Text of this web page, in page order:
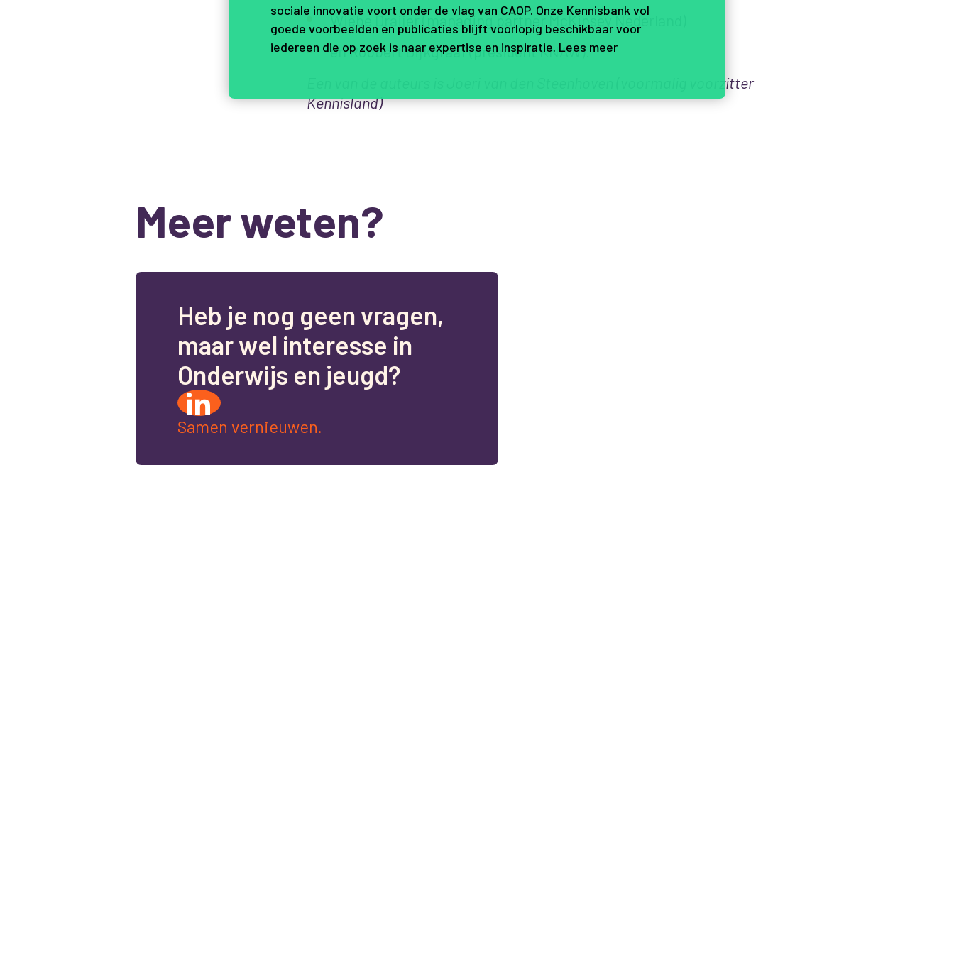
Wiebe Draijer (managing partner McKinsey Nederland)
en Robbert Dijkgraaf (president KNAW).
Een van de auteurs is Joeri van den Steenhoven (voormalig voorzitter
Kennisland)
Meer weten?
Heb je nog geen vragen,
maarwel interesse in
Onderwijs en jeugd?
Samen vernieuwen.
sociale innovatie voort onder de vlag van CAOP. Onze Kennisbankvol
goede voorbeelden en publicaties blijft voorlopig beschikbaar voor
iedereen die op zoek is naar expertise en inspiratie. Lees meer